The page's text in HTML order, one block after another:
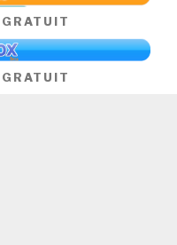
GRATUIT
GRATUIT